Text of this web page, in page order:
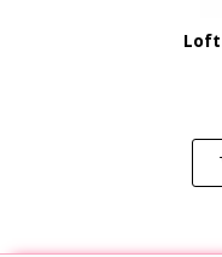
Loft